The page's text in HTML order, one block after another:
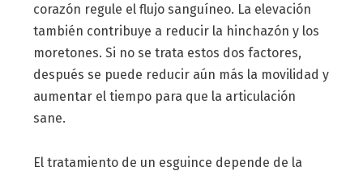
corazón regule el flujo sanguíneo. La elevación
también contribuye a reducir la hinchazón y los
moretones. Si no se trata estos dos factores,
después se puede reducir aún más la movilidad y
aumentar el tiempo para que la articulación
sane.
El tratamiento de un esguince depende de la